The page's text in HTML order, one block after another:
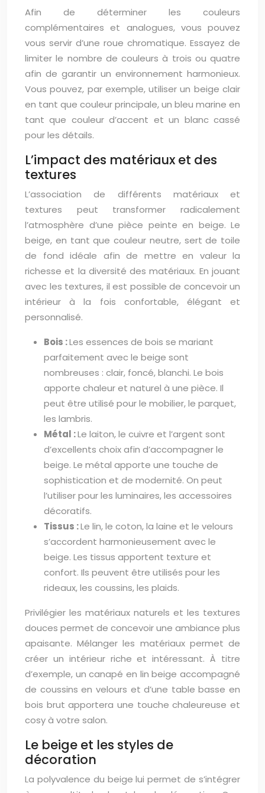
Afin de déterminer les couleurs
complémentaires et analogues, vous pouvez
vous servir d’une roue chromatique. Essayez de
limiter le nombre de couleurs à trois ou quatre
afin de garantir un environnement harmonieux.
Vous pouvez, par exemple, utiliser un beige clair
en tant que couleur principale, un bleu marine en
tant que couleur d’accent et un blanc cassé
pour les détails.
L’impact des matériaux et des
textures
L’association de différents matériaux et
textures peut transformer radicalement
l’atmosphère d’une pièce peinte en beige. Le
beige, en tant que couleur neutre, sert de toile
de fond idéale afin de mettre en valeur la
richesse et la diversité des matériaux. En jouant
avec les textures, il est possible de concevoir un
intérieur à la fois confortable, élégant et
personnalisé.
Bois :Les essences de bois se mariant
parfaitement avec le beige sont
nombreuses : clair, foncé, blanchi. Le bois
apporte chaleur et naturel à une pièce. Il
peut être utilisé pour le mobilier, le parquet,
les lambris.
Métal :Le laiton, le cuivre et l’argent sont
d’excellents choix afin d’accompagner le
beige. Le métal apporte une touche de
sophistication et de modernité. On peut
l’utiliser pour les luminaires, les accessoires
décoratifs.
Tissus :Le lin, le coton, la laine et le velours
s’accordent harmonieusement avec le
beige. Les tissus apportent texture et
confort. Ils peuvent être utilisés pour les
rideaux, les coussins, les plaids.
Privilégier les matériaux naturels et les textures
douces permet de concevoir une ambiance plus
apaisante. Mélanger les matériaux permet de
créer un intérieur riche et intéressant. À titre
d’exemple, un canapé en lin beige accompagné
de coussins en velours et d’une table basse en
bois brut apportera une touche chaleureuse et
cosy à votre salon.
Le beige et les styles de
décoration
La polyvalence du beige lui permet de s’intégrer